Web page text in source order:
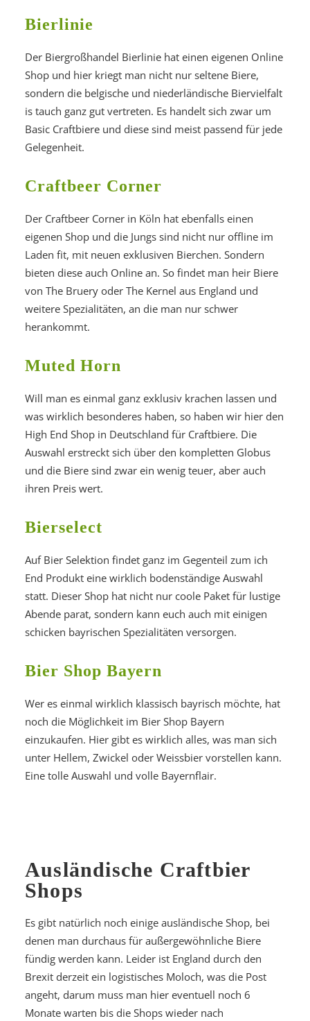
Bierlinie
Der Biergroßhandel Bierlinie hat einen eigenen Online
Shop und hier kriegt man nicht nur seltene Biere,
sondern die belgische und niederländische Biervielfalt
is tauch ganz gut vertreten. Es handelt sich zwar um
Basic Craftbiere und diese sind meist passend für jede
Gelegenheit.
Craftbeer Corner
Der Craftbeer Corner in Köln hat ebenfalls einen
eigenen Shop und die Jungs sind nicht nur offline im
Laden fit, mit neuen exklusiven Bierchen. Sondern
bieten diese auch Online an. So findet man heir Biere
von The Bruery oder The Kernel aus England und
weitere Spezialitäten, an die man nur schwer
herankommt.
Muted Horn
Will man es einmal ganz exklusiv krachen lassen und
was wirklich besonderes haben, so haben wir hier den
High End Shop in Deutschland für Craftbiere. Die
Auswahl erstreckt sich über den kompletten Globus
und die Biere sind zwar ein wenig teuer, aber auch
ihren Preis wert.
Bierselect
Auf Bier Selektion findet ganz im Gegenteil zum ich
End Produkt eine wirklich bodenständige Auswahl
statt. Dieser Shop hat nicht nur coole Paket für lustige
Abende parat, sondern kann euch auch mit einigen
schicken bayrischen Spezialitäten versorgen.
Bier Shop Bayern
Wer es einmal wirklich klassisch bayrisch möchte, hat
noch die Möglichkeit im Bier Shop Bayern
einzukaufen. Hier gibt es wirklich alles, was man sich
unter Hellem, Zwickel oder Weissbier vorstellen kann.
Eine tolle Auswahl und volle Bayernflair.
Ausländische Craftbier
Shops
Es gibt natürlich noch einige ausländische Shop, bei
denen man durchaus für außergewöhnliche Biere
fündig werden kann. Leider ist England durch den
Brexit derzeit ein logistisches Moloch, was die Post
angeht, darum muss man hier eventuell noch 6
Monate warten bis die Shops wieder nach